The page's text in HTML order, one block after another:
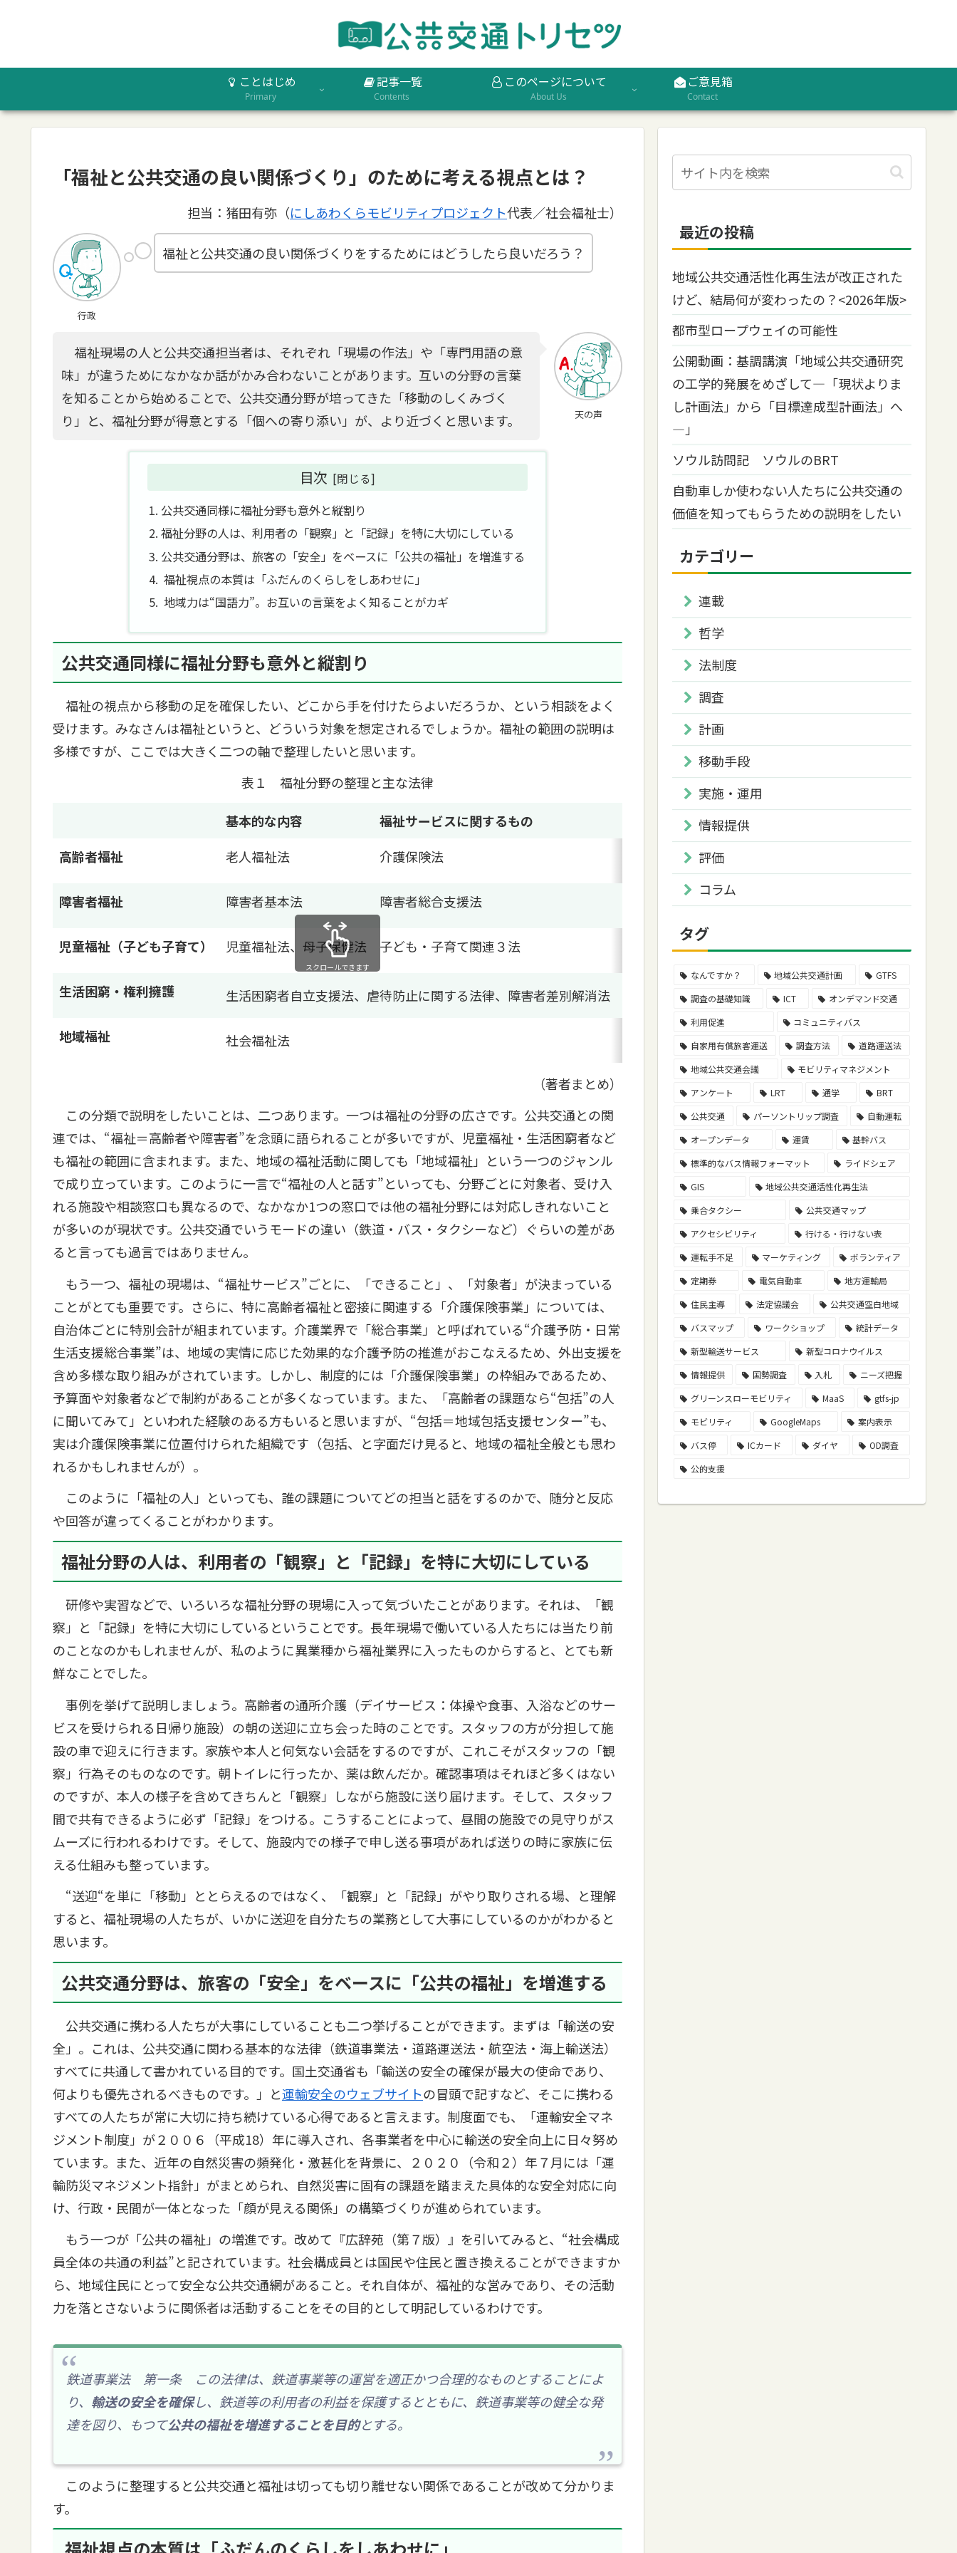
ことはじめ
Primary
記事一覧
Contents
このページについて
About Us
ご意見箱
Contact
「福祉と公共交通の良い関係づくり」のために考える視点とは？
担当：猪田有弥（にしあわくらモビリティプロジェクト代表／社会福祉士）
行政
福祉と公共交通の良い関係づくりをするためにはどうしたら良いだろう？
天の声
福祉現場の人と公共交通担当者は、それぞれ「現場の作法」や「専門用語の意
味」が違うためになかなか話がかみ合わないことがあります。互いの分野の言葉
を知ることから始めることで、公共交通分野が培ってきた「移動のしくみづく
り」と、福祉分野が得意とする「個への寄り添い」が、より近づくと思います。
目次
公共交通同様に福祉分野も意外と縦割り
福祉分野の人は、利用者の「観察」と「記録」を特に大切にしている
公共交通分野は、旅客の「安全」をベースに「公共の福祉」を増進する
福祉視点の本質は「ふだんのくらしをしあわせに」
地域力は“国語力”。お互いの言葉をよく知ることがカギ
公共交通同様に福祉分野も意外と縦割り
福祉の視点から移動の足を確保したい、どこから手を付けたらよいだろうか、という相談をよく
受けます。みなさんは福祉というと、どういう対象を想定されるでしょうか。福祉の範囲の説明は
多様ですが、ここでは大きく二つの軸で整理したいと思います。
表１ 福祉分野の整理と主な法律
基本的な内容
福祉サービスに関するもの
高齢者福祉
老人福祉法 介護保険法
障害者福祉 障害者基本法 障害者総合支援法
児童福祉（子ども子育て） 児童福祉法、母子保健法 子ども・子育て関連３法
生活困窮・権利擁護 生活困窮者自立支援法、虐待防止に関する法律、障害者差別解消法
地域福祉 社会福祉法
スクロールできます
（著者まとめ）
この分類で説明をしたいことは、二つあります。一つは福祉の分野の広さです。公共交通との関
連では、“福祉＝高齢者や障害者”を念頭に語られることが多いですが、児童福祉・生活困窮者など
も福祉の範囲に含まれます。また、地域の福祉活動に関しても「地域福祉」という一つのジャンル
で成り立っています。このように一言で“福祉の人と話す”といっても、分野ごとに対象者、受け入
れる施設や相談窓口も異なるので、なかなか1つの窓口では他の福祉分野には対応しきれないこと
が多いのが現状です。公共交通でいうモードの違い（鉄道・バス・タクシーなど）ぐらいの差があ
ると言っても過言ではありません。
もう一つ、福祉の現場は、“福祉サービス”ごとに、「できること」、「対象者」が決まっている
ことがとても重要です。さらに、特に高齢者福祉と密接に関連する「介護保険事業」については、
自治体ごとに特別会計が組まれています。介護業界で「総合事業」と呼ばれている“介護予防・日常
生活支援総合事業”は、地域の実情に応じた効果的な介護予防の推進がおこなえるため、外出支援を
含め多様な取り組みがされています。しかし、制度的には「介護保険事業」の枠組みであるため、
予算面や対象者などで制約があることが多くなっています。また、「高齢者の課題なら“包括”の人
に聞いてみて」といわれた経験のある方もいると思いますが、“包括＝地域包括支援センター”も、
実は介護保険事業に位置付けられた組織です（包括、と字面だけ見ると、地域の福祉全般とも思わ
れるかもしれませんが）。
このように「福祉の人」といっても、誰の課題についてどの担当と話をするのかで、随分と反応
や回答が違ってくることがわかります。
福祉分野の人は、利用者の「観察」と「記録」を特に大切にしている
研修や実習などで、いろいろな福祉分野の現場に入って気づいたことがあります。それは、「観
察」と「記録」を特に大切にしているということです。長年現場で働いている人たちには当たり前
のことなのかもしれませんが、私のように異業種から福祉業界に入ったものからすると、とても新
鮮なことでした。
事例を挙げて説明しましょう。高齢者の通所介護（デイサービス：体操や食事、入浴などのサー
ビスを受けられる日帰り施設）の朝の送迎に立ち会った時のことです。スタッフの方が分担して施
設の車で迎えに行きます。家族や本人と何気ない会話をするのですが、これこそがスタッフの「観
察」行為そのものなのです。朝トイレに行ったか、薬は飲んだか。確認事項はそれほど多くはない
のですが、本人の様子を含めてきちんと「観察」しながら施設に送り届けます。そして、スタッフ
間で共有できるように必ず「記録」をつける。こうすることによって、昼間の施設での見守りがス
ムーズに行われるわけです。そして、施設内での様子で申し送る事項があれば送りの時に家族に伝
える仕組みも整っています。
“送迎“を単に「移動」ととらえるのではなく、「観察」と「記録」がやり取りされる場、と理解
すると、福祉現場の人たちが、いかに送迎を自分たちの業務として大事にしているのかがわかると
思います。
公共交通分野は、旅客の「安全」をベースに「公共の福祉」を増進する
公共交通に携わる人たちが大事にしていることも二つ挙げることができます。まずは「輸送の安
全」。これは、公共交通に関わる基本的な法律（鉄道事業法・道路運送法・航空法・海上輸送法）
すべてに共通して書かれている目的です。国土交通省も「輸送の安全の確保が最大の使命であり、
何よりも優先されるべきものです。」と運輸安全のウェブサイトの冒頭で記すなど、そこに携わる
すべての人たちが常に大切に持ち続けている心得であると言えます。制度面でも、「運輸安全マネ
ジメント制度」が２００６（平成18）年に導入され、各事業者を中心に輸送の安全向上に日々努め
ています。また、近年の自然災害の頻発化・激甚化を背景に、２０２０（令和２）年７月には「運
輸防災マネジメント指針」がまとめられ、自然災害に固有の課題を踏まえた具体的な安全対応に向
け、行政・民間が一体となった「顔が見える関係」の構築づくりが進められています。
もう一つが「公共の福祉」の増進です。改めて『広辞苑（第７版）』を引いてみると、“社会構成
員全体の共通の利益”と記されています。社会構成員とは国民や住民と置き換えることができますか
ら、地域住民にとって安全な公共交通網があること。それ自体が、福祉的な営みであり、その活動
力を落とさないように関係者は活動することをその目的として明記しているわけです。
鉄道事業法 第一条 この法律は、鉄道事業等の運営を適正かつ合理的なものとすることによ
り、 輸送の安全を確保し、鉄道等の利用者の利益を保護するとともに、鉄道事業等の健全な発
達を図り、もつて公共の福祉を増進することを目的とする。
このように整理すると公共交通と福祉は切っても切り離せない関係であることが改めて分かりま
す。
最近の投稿
地域公共交通活性化再生法が改正された
けど、結局何が変わったの？<2026年版>
都市型ロープウェイの可能性
公開動画：基調講演「地域公共交通研究
の工学的発展をめざして―「現状よりま
し計画法」から「目標達成型計画法」へ
―」
ソウル訪問記 ソウルのBRT
自動車しか使わない人たちに公共交通の
価値を知ってもらうための説明をしたい
カテゴリー
連載
哲学
法制度
調査
計画
移動手段
実施・運用
情報提供
評価
コラム
タグ
なんですか？ 地域公共交通計画
GTFS
調査の基礎知識
ICT
オンデマンド交通
利用促進
コミュニティバス
自家用有償旅客運送
調査方法
道路運送法
地域公共交通会議
モビリティマネジメント
アンケート
LRT 通学
BRT
公共交通
パーソントリップ調査
自動運転
オープンデータ
運賃
基幹バス
標準的なバス情報フォーマット
ライドシェア
GIS
地域公共交通活性化再生法
乗合タクシー
公共交通マップ
アクセシビリティ
行ける・行けない表
運転手不足
マーケティング
ボランティア
定期券
電気自動車
地方運輸局
住民主導
法定協議会
公共交通空白地域
バスマップ
ワークショップ
統計データ
新型輸送サービス
新型コロナウイルス
情報提供
国勢調査 入札
ニーズ把握
グリーンスローモビリティ
MaaS
gtfs-jp
モビリティ
GoogleMaps
案内表示
バス停
ICカード ダイヤ
OD調査
公的支援